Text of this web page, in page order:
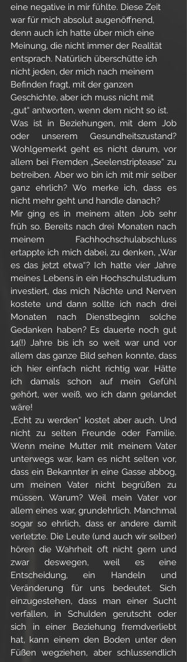
eine negative in mir fühlte. Diese Zeit
war für mich absolut augenöffnend,
denn auch ich hatte über mich eine
Meinung, die nicht immer der Realität
entsprach. Natürlich überschütte ich
nicht jeden, der mich nach meinem
Befinden fragt, mit der ganzen
Geschichte, aber ich muss nicht mit
„gut“ antworten, wenn dem nicht so ist.
Was ist in Beziehungen, mit dem Job
oder unserem Gesundheitszustand?
Wohlgemerkt geht es nicht darum, vor
allem bei Fremden „Seelenstriptease“ zu
betreiben. Aber wo bin ich mit mir selber
ganz ehrlich? Wo merke ich, dass es
nicht mehr geht und handle danach?
Mir ging es in meinem alten Job sehr
früh so. Bereits nach drei Monaten nach
meinem Fachhochschulabschluss
ertappte ich mich dabei, zu denken, „War
es das jetzt etwa“? Ich hatte vier Jahre
meines Lebens in ein Hochschulstudium
investiert, das mich Nächte und Nerven
kostete und dann sollte ich nach drei
Monaten nach Dienstbeginn solche
Gedanken haben? Es dauerte noch gut
14(!) Jahre bis ich so weit war und vor
allem das ganze Bild sehen konnte, dass
ich hier einfach nicht richtig war. Hätte
ich damals schon auf mein Gefühl
gehört, wer weiß, wo ich dann gelandet
wäre!
„Echt zu werden“ kostet aber auch. Und
nicht zu selten Freunde oder Familie.
Wenn meine Mutter mit meinem Vater
unterwegs war, kam es nicht selten vor,
dass ein Bekannter in eine Gasse abbog,
um meinen Vater nicht begrüßen zu
müssen. Warum? Weil mein Vater vor
allem eines war, grundehrlich. Manchmal
sogar so ehrlich, dass er andere damit
verletzte. Die Leute (und auch wir selber)
hören die Wahrheit oft nicht gern und
zwar deswegen, weil es eine
Entscheidung, ein Handeln und
Veränderung für uns bedeutet. Sich
einzugestehen, dass man einer Sucht
verfallen, in Schulden gerutscht oder
sich in einer Beziehung fremdverliebt
hat, kann einem den Boden unter den
Füßen wegziehen, aber schlussendlich